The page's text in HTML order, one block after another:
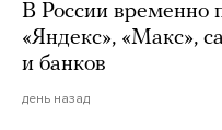
В России временно
«Яндекс», «Макс»,
и банков
день назад